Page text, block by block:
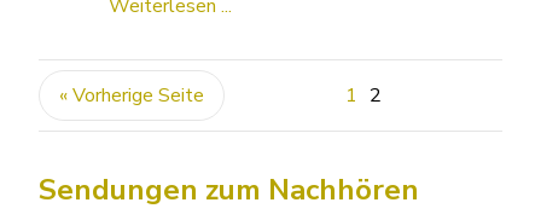
Weiterlesen ...
« Vorherige Seite 1 2
Sendungen zum Nachhören